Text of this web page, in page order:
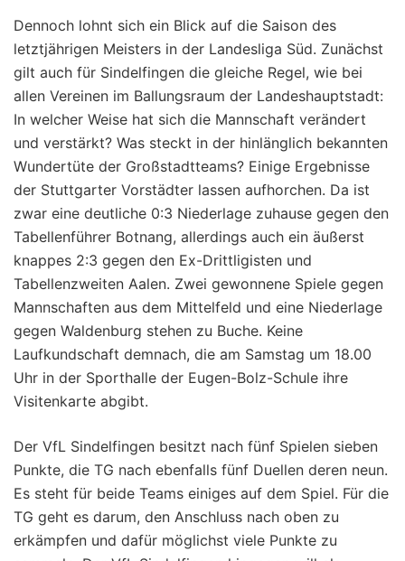
Dennoch lohnt sich ein Blick auf die Saison des
letztjährigen Meisters in der Landesliga Süd. Zunächst
gilt auch für Sindelfingen die gleiche Regel, wie bei
allen Vereinen im Ballungsraum der Landeshauptstadt:
In welcher Weise hat sich die Mannschaft verändert
und verstärkt? Was steckt in der hinlänglich bekannten
Wundertüte der Großstadtteams? Einige Ergebnisse
der Stuttgarter Vorstädter lassen aufhorchen. Da ist
zwar eine deutliche 0:3 Niederlage zuhause gegen den
Tabellenführer Botnang, allerdings auch ein äußerst
knappes 2:3 gegen den Ex-Drittligisten und
Tabellenzweiten Aalen. Zwei gewonnene Spiele gegen
Mannschaften aus dem Mittelfeld und eine Niederlage
gegen Waldenburg stehen zu Buche. Keine
Laufkundschaft demnach, die am Samstag um 18.00
Uhr in der Sporthalle der Eugen-Bolz-Schule ihre
Visitenkarte abgibt.
Der VfL Sindelfingen besitzt nach fünf Spielen sieben
Punkte, die TG nach ebenfalls fünf Duellen deren neun.
Es steht für beide Teams einiges auf dem Spiel. Für die
TG geht es darum, den Anschluss nach oben zu
erkämpfen und dafür möglichst viele Punkte zu